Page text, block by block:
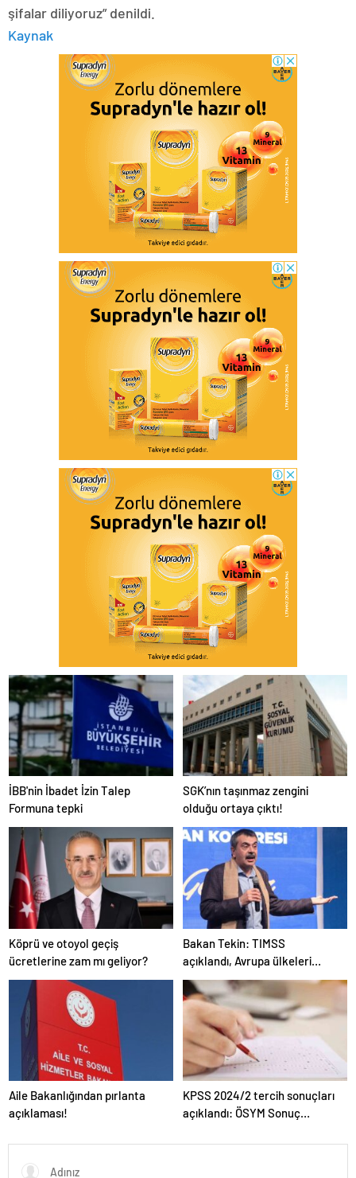
şifalar diliyoruz” denildi.
Kaynak
İBB'nin İbadet İzin Talep
Formuna tepki
SGK’nın taşınmaz zengini
olduğu ortaya çıktı!
Köprü ve otoyol geçiş
ücretlerine zam mı geliyor?
Bakan Tekin: TIMSS
açıklandı, Avrupa ülkeleri
arasında birinciyiz
Aile Bakanlığından pırlanta
açıklaması!
KPSS 2024/2 tercih sonuçları
açıklandı: ÖSYM Sonuç